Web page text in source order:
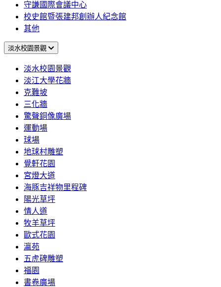
守謙國際會議中心
校史館暨張建邦創辦人紀念館
其他
淡水校園景觀
淡水校園景觀
淡江大學花牆
克難坡
三化牆
驚聲銅像廣場
運動場
球場
地球村雕塑
覺軒花園
宮燈大道
海豚吉祥物里程碑
陽光草坪
情人道
牧羊草坪
歐式花園
瀛苑
五虎碑雕塑
福園
書卷廣場